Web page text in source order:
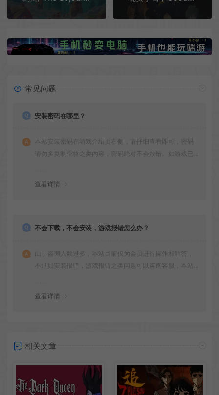
常见问题
安装密码在哪里？
本站安装密码在游戏介绍页右侧，请仔细查看即可，密码
请勿多复制空格之类内容，密码绝对不会放错。如游戏已
查看详情
不会下载，不会安装，游戏报错怎么办？
由于咨询人数过多，本站目前仅为会员进行操作和解答，
不过如安装报错，游戏报错之类问题可以咨询客服，本站
查看详情
相关文章